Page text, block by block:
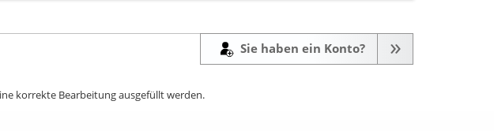
Sie haben ein Konto?
korrekte Bearbeitung ausgefüllt werden.